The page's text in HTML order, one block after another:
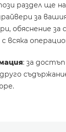
раздел ще
за
обяснение
всяка
: за